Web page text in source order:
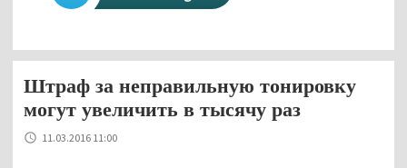
Штраф за неправильную тонировку
могут увеличить в тысячу раз
11.03.2016 11:00